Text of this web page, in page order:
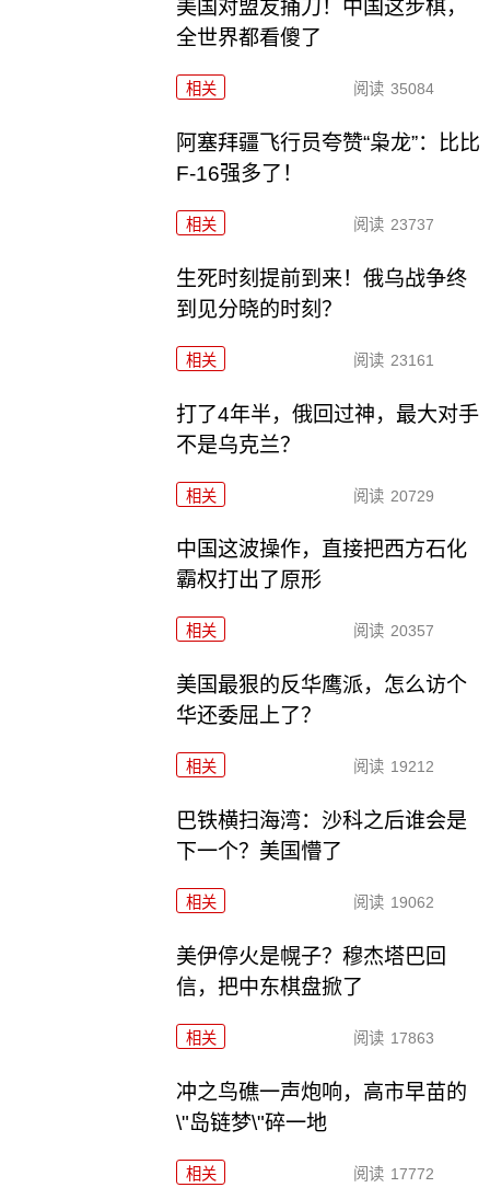
美国对盟友捅刀！中国这步棋，
全世界都看傻了
相关 阅读 35084
阿塞拜疆飞行员夸赞“枭龙”：比比
F-16强多了！
相关 阅读 23737
生死时刻提前到来！俄乌战争终
到见分晓的时刻？
相关 阅读 23161
打了4年半，俄回过神，最大对手
不是乌克兰？
相关 阅读 20729
中国这波操作，直接把西方石化
霸权打出了原形
相关 阅读 20357
美国最狠的反华鹰派，怎么访个
华还委屈上了？
相关 阅读 19212
巴铁横扫海湾：沙科之后谁会是
下一个？美国懵了
相关 阅读 19062
美伊停火是幌子？穆杰塔巴回
信，把中东棋盘掀了
相关 阅读 17863
冲之鸟礁一声炮响，高市早苗的
\"岛链梦\"碎一地
相关 阅读 17772